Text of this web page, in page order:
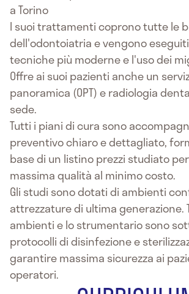
a Torino
I suoi trattamenti coprono tutte le
dell'odontoiatria e vengono
tecniche più moderne e l'uso dei
Offre ai suoi pazienti anche un
panoramica (OPT) e radiologia
sede.
Tutti i piani di cura sono
preventivo chiaro e dettagliato,
base di un listino prezzi studiato
massima qualità al minimo costo.
Gli studi sono dotati di ambienti
attrezzature di ultima generazione.
ambienti e lo strumentario sono
protocolli di disinfezione e
garantire massima sicurezza ai
operatori.